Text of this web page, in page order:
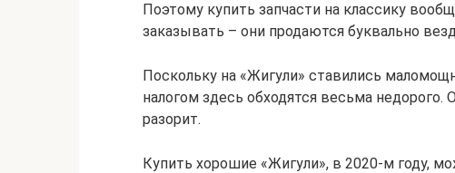
Поэтому купить запчасти на классику
заказывать – они продаются буквально
Поскольку на «Жигули» ставились
налогом здесь обходятся весьма
разорит.
Купить хорошие «Жигули», в 2020-м году,